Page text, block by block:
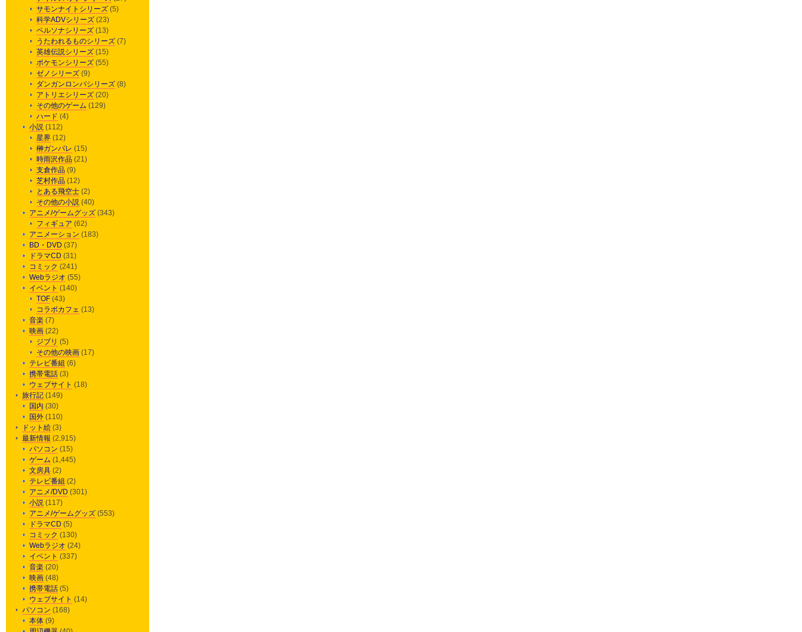
サモンナイトシリーズ (5)
科学ADVシリーズ (23)
ペルソナシリーズ (13)
うたわれるものシリーズ (7)
英雄伝説シリーズ (15)
ポケモンシリーズ (55)
ゼノシリーズ (9)
ダンガンロンパシリーズ (8)
アトリエシリーズ (20)
その他のゲーム (129)
ハード (4)
小説 (112)
星界 (12)
榊ガンパレ (15)
時雨沢作品 (21)
支倉作品 (9)
芝村作品 (12)
とある飛空士 (2)
その他の小説 (40)
アニメ/ゲームグッズ (343)
フィギュア (62)
アニメーション (183)
BD・DVD (37)
ドラマCD (31)
コミック (241)
Webラジオ (55)
イベント (140)
TOF (43)
コラボカフェ (13)
音楽 (7)
映画 (22)
ジブリ (5)
その他の映画 (17)
テレビ番組 (6)
携帯電話 (3)
ウェブサイト (18)
旅行記 (149)
国内 (30)
国外 (110)
ドット絵 (3)
最新情報 (2,915)
パソコン (15)
ゲーム (1,445)
文房具 (2)
テレビ番組 (2)
アニメ/DVD (301)
小説 (117)
アニメ/ゲームグッズ (553)
ドラマCD (5)
コミック (130)
Webラジオ (24)
イベント (337)
音楽 (20)
映画 (48)
携帯電話 (5)
ウェブサイト (14)
パソコン (168)
本体 (9)